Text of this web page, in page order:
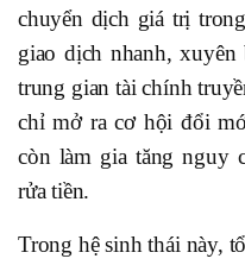
chuyển dịch giá trị
giao dịch nhanh,
trung gian tài chính
chỉ mở ra cơ hội đổi
còn làm gia tăng nguy
rửa tiền.
Trong hệ sinh thái này,